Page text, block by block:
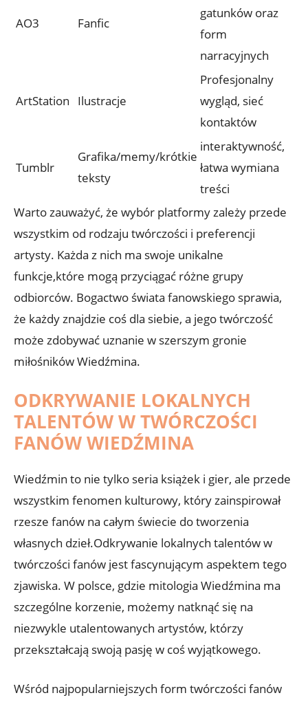
AO3 Fanfic
gatunków oraz
form
narracyjnych
ArtStation Ilustracje
Profesjonalny
wygląd, sieć
kontaktów
Tumblr
Grafika/memy/krótkie
teksty
interaktywność,
łatwa wymiana
treści
Warto zauważyć, że wybór platformy zależy przede
wszystkim od rodzaju twórczości i preferencji
artysty. Każda z nich ma swoje unikalne
funkcje,które mogą przyciągać różne grupy
odbiorców. Bogactwo świata fanowskiego sprawia,
że każdy znajdzie coś dla siebie, a jego twórczość
może zdobywać uznanie w szerszym gronie
miłośników Wiedźmina.
ODKRYWANIE LOKALNYCH
TALENTÓW W TWÓRCZOŚCI
FANÓW WIEDŹMINA
Wiedźmin to nie tylko seria książek i gier, ale przede
wszystkim fenomen kulturowy, który zainspirował
rzesze fanów na całym świecie do tworzenia
własnych dzieł.Odkrywanie lokalnych talentów w
twórczości fanów jest fascynującym aspektem tego
zjawiska. W polsce, gdzie mitologia Wiedźmina ma
szczególne korzenie, możemy natknąć się na
niezwykle utalentowanych artystów, którzy
przekształcają swoją pasję w coś wyjątkowego.
Wśród najpopularniejszych form twórczości fanów